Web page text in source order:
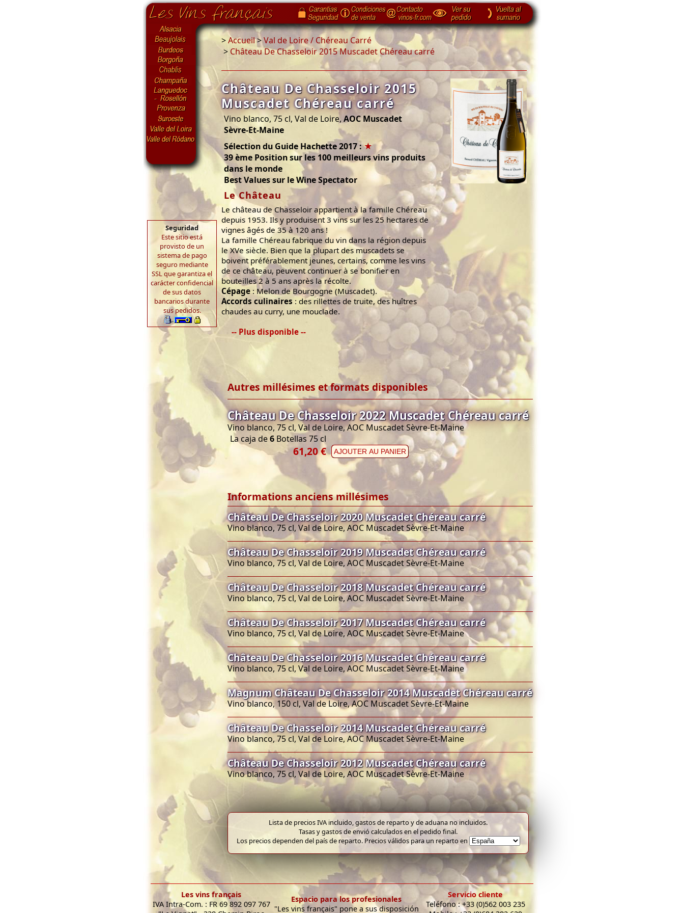
Seguridad
Este sitio está
provisto de un
sistema de pago
seguro mediante
SSL que garantiza el
carácter confidencial
de sus datos
bancarios durante
sus pedidos.
>Accueil>Val de Loire / Chéreau Carré
> Château De Chasseloir 2015 Muscadet Chéreau carré
Château De Chasseloir 2015
Muscadet Chéreau carré
Vino blanco, 75 cl, Val de Loire, AOC Muscadet
Sèvre-Et-Maine
Sélection du Guide Hachette 2017 :★
39 ème Position sur les 100 meilleurs vins produits
dans le monde
Best Values sur le Wine Spectator
Le Château
Le château de Chasseloir appartient à la famille Chéreau
depuis 1953. Ils y produisent 3 vins sur les 25 hectares de
vignes âgés de 35 à 120 ans !
La famille Chéreau fabrique du vin dans la région depuis
le XVe siècle. Bien que la plupart des muscadets se
boivent préférablement jeunes, certains, comme les vins
de ce château, peuvent continuer à se bonifier en
bouteilles 2 à 5 ans après la récolte.
Cépage : Melon de Bourgogne (Muscadet).
Accords culinaires : des rillettes de truite, des huîtres
chaudes au curry, une mouclade.
-- Plus disponible --
Autres millésimes et formats disponibles
Château De Chasseloir 2022 Muscadet Chéreau carré
Vino blanco, 75 cl, Val de Loire, AOC Muscadet Sèvre-Et-Maine
La caja de6 Botellas 75 cl
61,20 € AJOUTER AU PANIER
Informations anciens millésimes
Château De Chasseloir 2020 Muscadet Chéreau carré
Vino blanco, 75 cl, Val de Loire, AOC Muscadet Sèvre-Et-Maine
Château De Chasseloir 2019 Muscadet Chéreau carré
Vino blanco, 75 cl, Val de Loire, AOC Muscadet Sèvre-Et-Maine
Château De Chasseloir 2018 Muscadet Chéreau carré
Vino blanco, 75 cl, Val de Loire, AOC Muscadet Sèvre-Et-Maine
Château De Chasseloir 2017 Muscadet Chéreau carré
Vino blanco, 75 cl, Val de Loire, AOC Muscadet Sèvre-Et-Maine
Château De Chasseloir 2016 Muscadet Chéreau carré
Vino blanco, 75 cl, Val de Loire, AOC Muscadet Sèvre-Et-Maine
Magnum Château De Chasseloir 2014 Muscadet Chéreau carré
Vino blanco, 150 cl, Val de Loire, AOC Muscadet Sèvre-Et-Maine
Château De Chasseloir 2014 Muscadet Chéreau carré
Vino blanco, 75 cl, Val de Loire, AOC Muscadet Sèvre-Et-Maine
Château De Chasseloir 2012 Muscadet Chéreau carré
Vino blanco, 75 cl, Val de Loire, AOC Muscadet Sèvre-Et-Maine
Lista de precios IVA incluido, gastos de reparto y de aduana no incluidos.
Tasas y gastos de envió calculados en el pedido final.
Los precios dependen del país de reparto. Precios válidos para un reparto en
Les vins français
IVA Intra-Com. : FR 69 892 097 767
Espacio para los profesionales
"Les vins français" pone a sus disposición
Servicio cliente
Teléfono : +33 (0)562 003 235